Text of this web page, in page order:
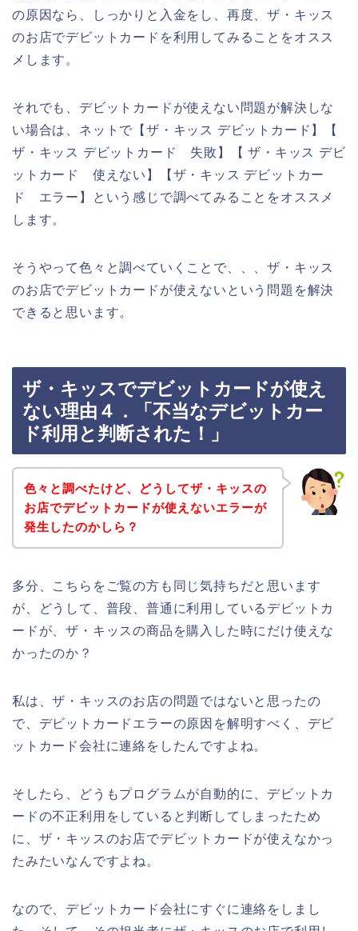
の原因なら、しっかりと入金をし、再度、ザ・キッス
のお店でデビットカードを利用してみることをオスス
メします。
それでも、デビットカードが使えない問題が解決しな
い場合は、ネットで【ザ・キッス デビットカード】【
ザ・キッス デビットカード 失敗】【 ザ・キッス デビ
ットカード 使えない】【ザ・キッス デビットカー
ド エラー】という感じで調べてみることをオススメ
します。
そうやって色々と調べていくことで、、、ザ・キッス
のお店でデビットカードが使えないという問題を解決
できると思います。
ザ・キッスでデビットカードが使え
ない理由４．「不当なデビットカー
ド利用と判断された！」
色々と調べたけど、どうしてザ・キッスの
お店でデビットカードが使えないエラーが
発生したのかしら？
多分、こちらをご覧の方も同じ気持ちだと思います
が、どうして、普段、普通に利用しているデビットカ
ードが、ザ・キッスの商品を購入した時にだけ使えな
かったのか？
私は、ザ・キッスのお店の問題ではないと思ったの
で、デビットカードエラーの原因を解明すべく、デビ
ットカード会社に連絡をしたんですよね。
そしたら、どうもプログラムが自動的に、デビットカ
ードの不正利用をしていると判断してしまったため
に、ザ・キッスのお店でデビットカードが使えなかっ
たみたいなんですよね。
なので、デビットカード会社にすぐに連絡をしまし